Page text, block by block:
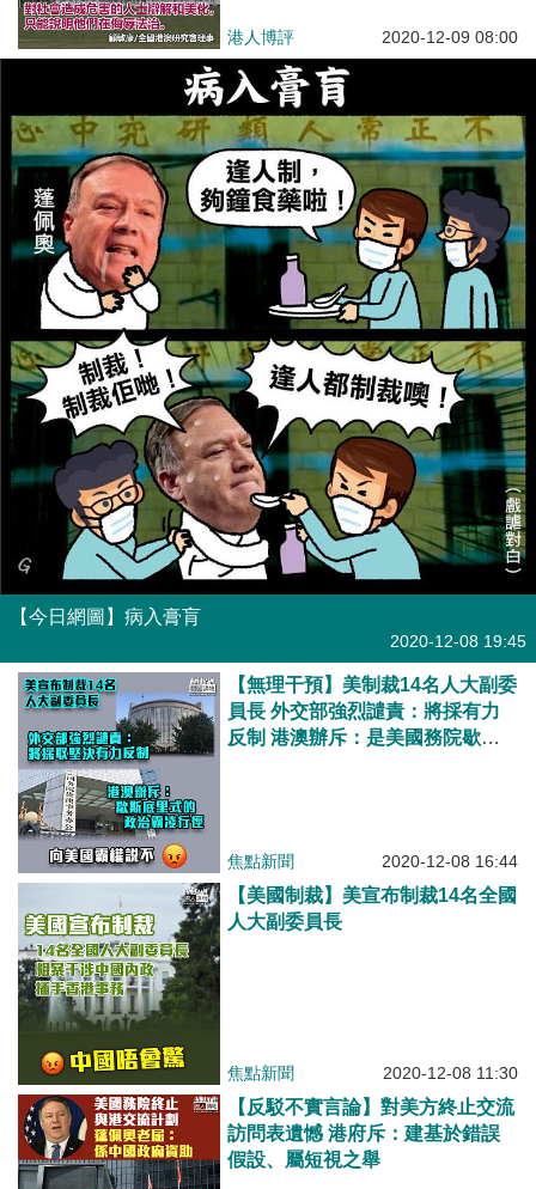
港人博評 2020-12-09 08:00
【今日網圖】病入膏肓
2020-12-08 19:45
【無理干預】美制裁14名人大副委
員長 外交部強烈譴責：將採有力
反制 港澳辦斥：是美國務院歇斯
焦點新聞 2020-12-08 16:44
【美國制裁】美宣布制裁14名全國
人大副委員長
焦點新聞 2020-12-08 11:30
【反駁不實言論】對美方終止交流
訪問表遺憾 港府斥：建基於錯誤
假設、屬短視之舉